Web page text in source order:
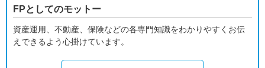
FPとしてのモットー
資産運用、不動産、保険などの各専門知識をわかりやすくお伝
えできるよう心掛けています。